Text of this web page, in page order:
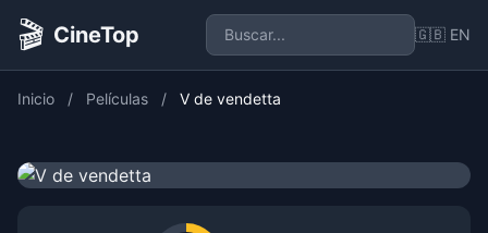
🎬 CineTop 🇬🇧 EN
Inicio / Películas / V de vendetta